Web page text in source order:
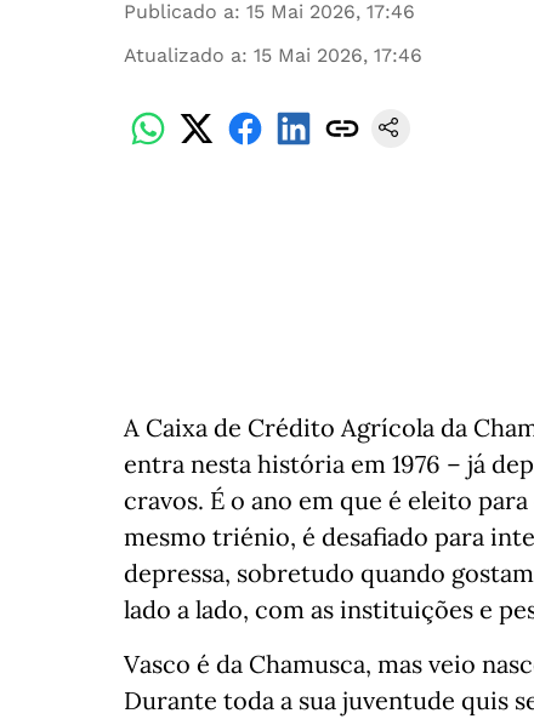
Publicado a: 15 Mai 2026, 17:46
Atualizado a: 15 Mai 2026, 17:46
A Caixa de Crédito Agrícola da
entra nesta história em 1976 – já
cravos. É o ano em que é eleito
mesmo triénio, é desafiado para
depressa, sobretudo quando
lado a lado, com as instituições e
Vasco é da Chamusca, mas veio
Durante toda a sua juventude quis